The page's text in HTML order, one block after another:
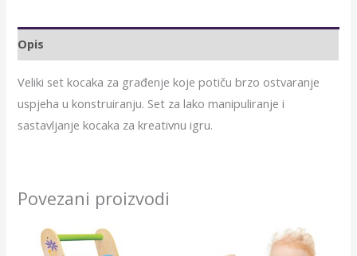
Opis
Veliki set kocaka za građenje koje potiču brzo ostvaranje
uspjeha u konstruiranju. Set za lako manipuliranje i
sastavljanje kocaka za kreativnu igru.
Povezani proizvodi